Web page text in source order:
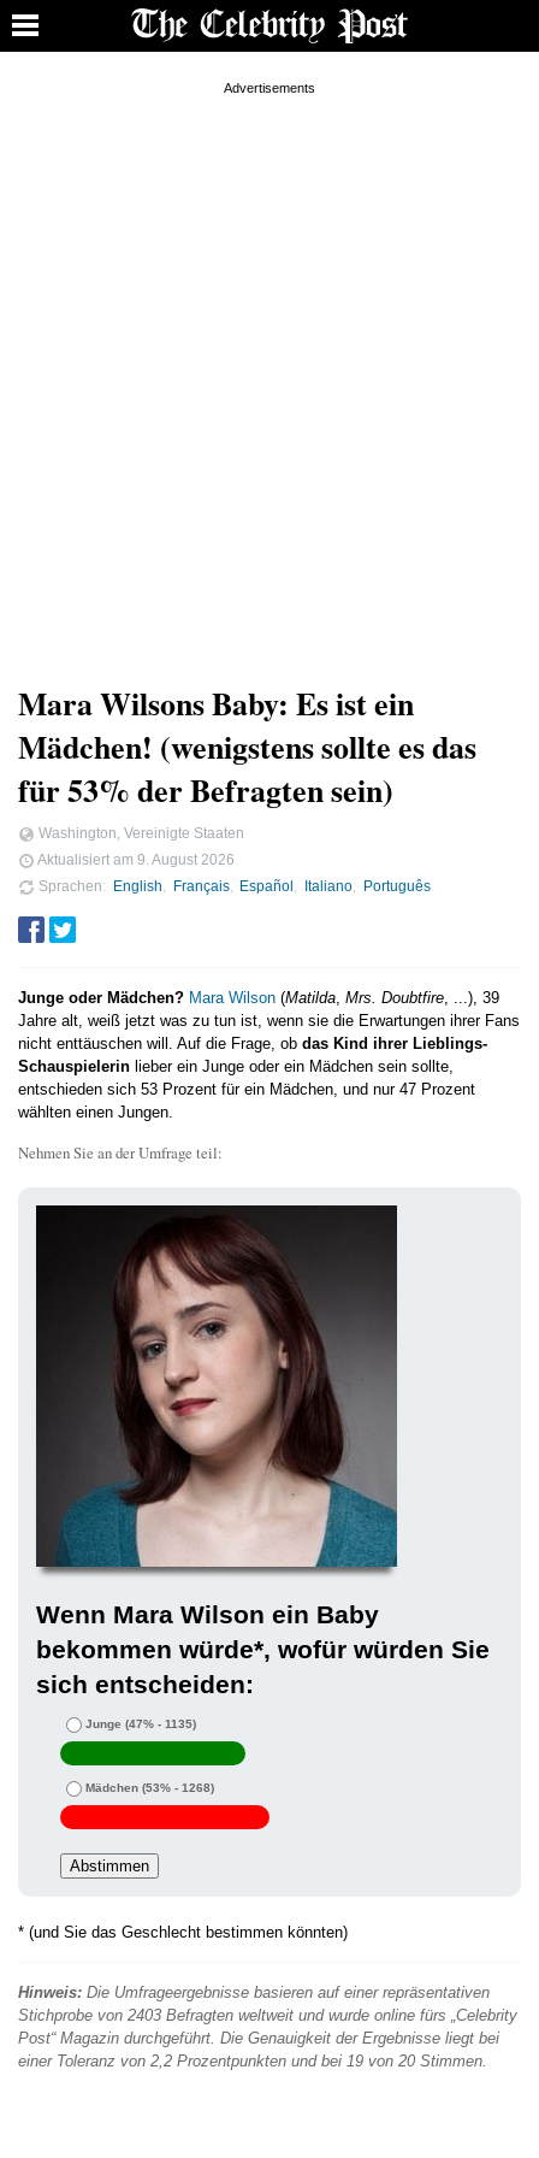
Mara Wilsons Baby: Es ist ein
Mädchen! (wenigstens sollte es das
für 53% der Befragten sein)
Washington, Vereinigte Staaten
Aktualisiert am 9. August 2026
Sprachen
English Français Español Italiano Português
Junge oder Mädchen? Mara Wilson (Matilda, Mrs. Doubtfire, ...), 39
Jahre alt, weiß jetzt was zu tun ist, wenn sie die Erwartungen ihrer Fans
nicht enttäuschen will. Auf die Frage, ob das Kind ihrer Lieblings-
Schauspielerin lieber ein Junge oder ein Mädchen sein sollte,
entschieden sich 53 Prozent für ein Mädchen, und nur 47 Prozent
wählten einen Jungen.
Nehmen Sie an der Umfrage teil:
Wenn Mara Wilson ein Baby
bekommen würde*, wofür würden Sie
sich entscheiden:
Junge (47% - 1135)
Mädchen (53% - 1268)
* (und Sie das Geschlecht bestimmen könnten)
Hinweis: Die Umfrageergebnisse basieren auf einer repräsentativen
Stichprobe von 2403 Befragten weltweit und wurde online fürs „Celebrity
Post“ Magazin durchgeführt. Die Genauigkeit der Ergebnisse liegt bei
einer Toleranz von 2,2 Prozentpunkten und bei 19 von 20 Stimmen.